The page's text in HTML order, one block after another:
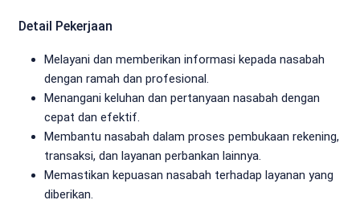
Detail Pekerjaan
Melayani dan memberikan informasi kepada nasabah
dengan ramah dan profesional.
Menangani keluhan dan pertanyaan nasabah dengan
cepat dan efektif.
Membantu nasabah dalam proses pembukaan rekening,
transaksi, dan layanan perbankan lainnya.
Memastikan kepuasan nasabah terhadap layanan yang
diberikan.